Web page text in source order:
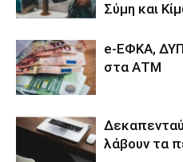
Σύμη και
e-ΕΦΚΑ,
στα ΑΤΜ
λάβουν τα